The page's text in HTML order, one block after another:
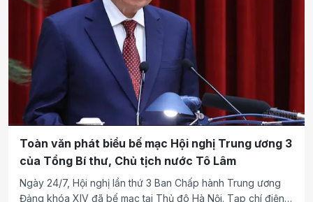
Toàn văn phát biểu bế mạc Hội nghị Trung ương 3
của Tổng Bí thư, Chủ tịch nước Tô Lâm
Ngày 24/7, Hội nghị lần thứ 3 Ban Chấp hành Trung ương
Đảng khóa XIV đã bế mạc tại Thủ đô Hà Nội. Tạp chí điện